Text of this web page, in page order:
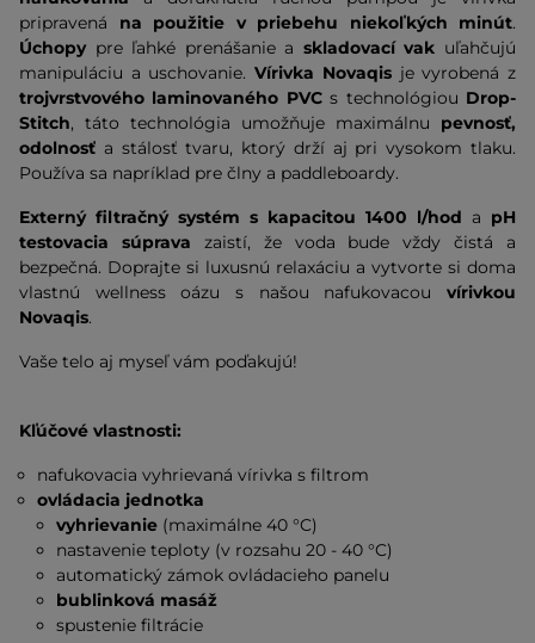
pripravená na použitie v priebehu niekoľkých minút.
Úchopypre ľahké prenášanie a skladovací vak uľahčujú
manipuláciu a uschovanie.Vírivka Novaqisje vyrobená z
trojvrstvového laminovaného PVCs technológiou Drop-
Stitch, táto technológia umožňuje maximálnu pevnosť,
odolnosť a stálosť tvaru, ktorý drží aj pri vysokom tlaku.
Používa sa napríklad pre člny a paddleboardy.
Externý filtračný systém s kapacitou 1400 l/hod a pH
testovacia súprava zaistí, že voda bude vždy čistá a
bezpečná. Doprajte si luxusnú relaxáciu a vytvorte si doma
vlastnú wellness oázu s našou nafukovacou vírivkou
Novaqis.
Vaše telo aj myseľ vám poďakujú!
Kľúčové vlastnosti:
nafukovacia vyhrievaná vírivka s filtrom
ovládacia jednotka
vyhrievanie (maximálne 40 °C)
nastavenie teploty (v rozsahu 20 - 40 °C)
automatický zámok ovládacieho panelu
bublinková masáž
spustenie filtrácie